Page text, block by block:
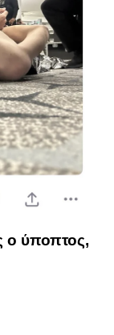
ο ύποπτος,